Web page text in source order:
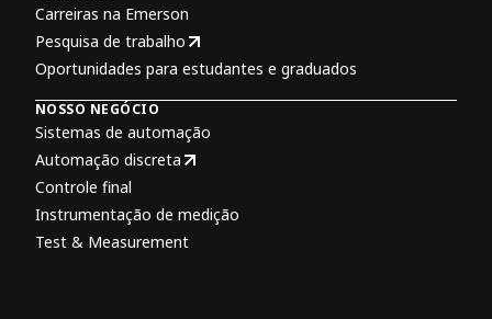
Carreiras na Emerson
Pesquisa de trabalho
Oportunidades para estudantes e graduados
NOSSO NEGÓCIO
Sistemas de automação
Automação discreta
Controle final
Instrumentação de medição
Test & Measurement